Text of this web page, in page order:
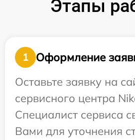
Этапы
1
Оформление
Оставьте заявку на
сервисного центра
Специалист сервиса
Вами для уточнения